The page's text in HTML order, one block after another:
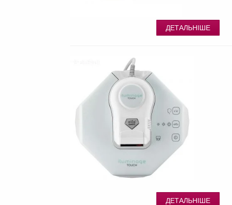
ДЕТАЛЬНІШЕ
ДЕТАЛЬНІШЕ